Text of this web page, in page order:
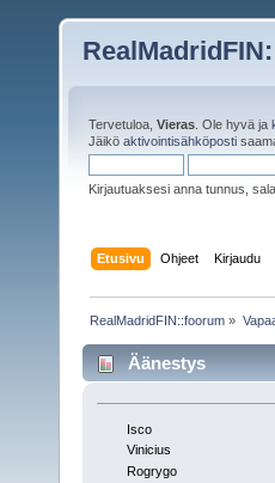
Tervetuloa, Vieras . Ole hyvä ja
Jäikö aktivointisähköposti
Kirjautuaksesi anna tunnus,
Etusivu Ohjeet Kirjaudu
RealMadridFIN::foorum »
Äänestys
Isco
Vinicius
Rogrygo